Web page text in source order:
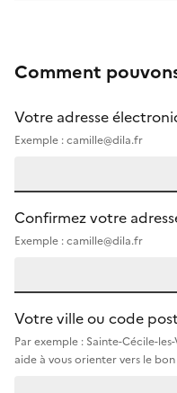
Comment
Votre adresse
Exemple : camille@dila.fr
Confirmez votre
Exemple : camille@dila.fr
Votre ville ou code
Par exemple : Sainte-Cécile-
aide à vous orienter vers le